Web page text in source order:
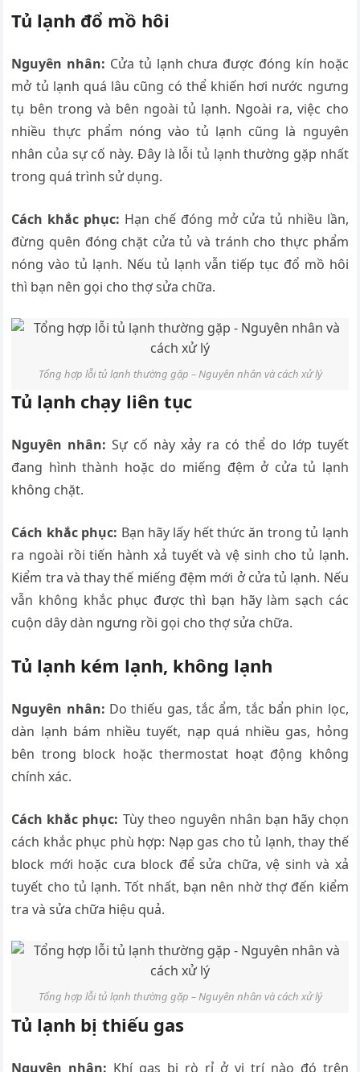
Tủ lạnh đổ mồ hôi
Nguyên nhân: Cửa tủ lạnh chưa được đóng kín hoặc
mở tủ lạnh quá lâu cũng có thể khiến hơi nước ngưng
tụ bên trong và bên ngoài tủ lạnh. Ngoài ra, việc cho
nhiều thực phẩm nóng vào tủ lạnh cũng là nguyên
nhân của sự cố này. Đây là lỗi tủ lạnh thường gặp nhất
trong quá trình sử dụng.
Cách khắc phục: Hạn chế đóng mở cửa tủ nhiều lần,
đừng quên đóng chặt cửa tủ và tránh cho thực phẩm
nóng vào tủ lạnh. Nếu tủ lạnh vẫn tiếp tục đổ mồ hôi
thì bạn nên gọi cho thợ sửa chữa.
Tổng hợp lỗi tủ lạnh thường gặp – Nguyên nhân và cách xử lý
Tủ lạnh chạy liên tục
Nguyên nhân: Sự cố này xảy ra có thể do lớp tuyết
đang hình thành hoặc do miếng đệm ở cửa tủ lạnh
không chặt.
Cách khắc phục: Bạn hãy lấy hết thức ăn trong tủ lạnh
ra ngoài rồi tiến hành xả tuyết và vệ sinh cho tủ lạnh.
Kiểm tra và thay thế miếng đệm mới ở cửa tủ lạnh. Nếu
vẫn không khắc phục được thì bạn hãy làm sạch các
cuộn dây dàn ngưng rồi gọi cho thợ sửa chữa.
Tủ lạnh kém lạnh, không lạnh
Nguyên nhân: Do thiếu gas, tắc ẩm, tắc bẩn phin lọc,
dàn lạnh bám nhiều tuyết, nạp quá nhiều gas, hỏng
bên trong block hoặc thermostat hoạt động không
chính xác.
Cách khắc phục: Tùy theo nguyên nhân bạn hãy chọn
cách khắc phục phù hợp: Nạp gas cho tủ lạnh, thay thế
block mới hoặc cưa block để sửa chữa, vệ sinh và xả
tuyết cho tủ lạnh. Tốt nhất, bạn nên nhờ thợ đến kiểm
tra và sửa chữa hiệu quả.
Tổng hợp lỗi tủ lạnh thường gặp – Nguyên nhân và cách xử lý
Tủ lạnh bị thiếu gas
Nguyên nhân: Khí gas bị rò rỉ ở vị trí nào đó trên